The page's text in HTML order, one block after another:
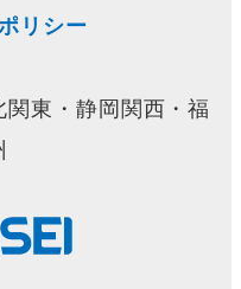
リシー
東・静岡関西・福